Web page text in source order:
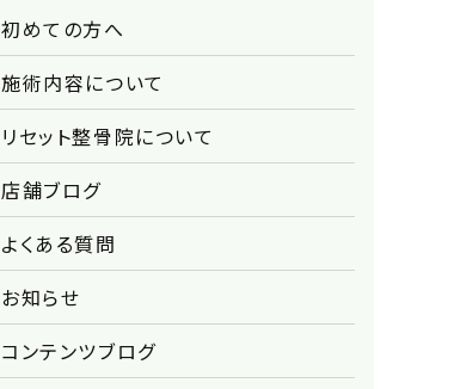
初めての方へ
施術内容について
リセット整骨院について
店舗ブログ
よくある質問
お知らせ
コンテンツブログ